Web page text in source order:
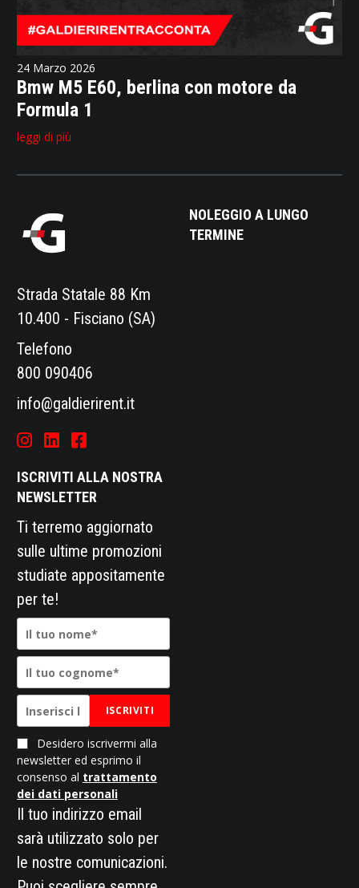
24 Marzo 2026
Bmw M5 E60, berlina con motore da
Formula 1
leggi di più
Strada Statale 88 Km
10.400 - Fisciano (SA)
Telefono
800 090406
info@galdierirent.it
ISCRIVITI ALLA NOSTRA
NEWSLETTER
Ti terremo aggiornato
sulle ultime promozioni
studiate appositamente
per te!
ISCRIVITI
Desidero iscrivermi alla
newsletter ed esprimo il
consenso al trattamento
dei dati personali
Il tuo indirizzo email
sarà utilizzato solo per
le nostre comunicazioni.
NOLEGGIO A LUNGO
TERMINE